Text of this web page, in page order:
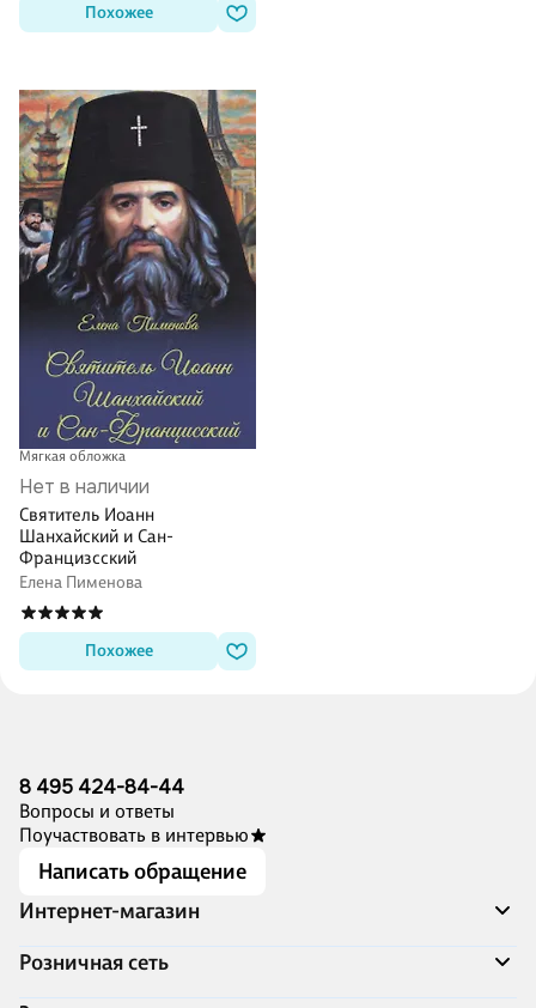
Похожее
Мягкая обложка
Нет в наличии
Святитель Иоанн
Шанхайский и Сан-
Францизсский
Елена Пименова
Похожее
8 495 424-84-44
Вопросы и ответы
Поучаствовать в интервью
Написать обращение
Интернет-магазин
Акции
Розничная сеть